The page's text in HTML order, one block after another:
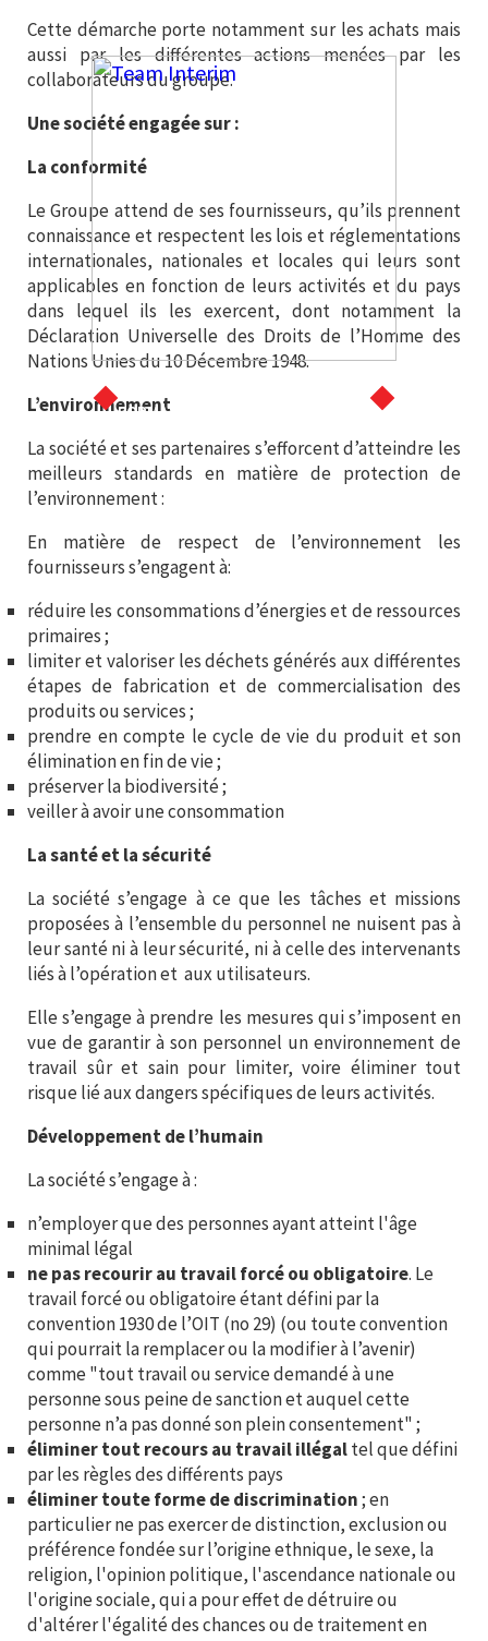
FORMATION - INSERTION - MEDICAL
Cette démarche porte notamment sur les achats mais
aussi par les différentes actions menées par les
collaborateurs du groupe.
Une société engagée sur :
La conformité
Le Groupe attend de ses fournisseurs, qu’ils prennent
connaissance et respectent les lois et réglementations
internationales, nationales et locales qui leurs sont
applicables en fonction de leurs activités et du pays
dans lequel ils les exercent, dont notamment la
Déclaration Universelle des Droits de l’Homme des
Nations Unies du 10 Décembre 1948.
L’environnement
La société et ses partenaires s’efforcent d’atteindre les
meilleurs standards en matière de protection de
l’environnement :
En matière de respect de l’environnement les
fournisseurs s’engagent à:
réduire les consommations d’énergies et de ressources
primaires ;
limiter et valoriser les déchets générés aux différentes
étapes de fabrication et de commercialisation des
produits ou services ;
prendre en compte le cycle de vie du produit et son
élimination en fin de vie ;
préserver la biodiversité ;
veiller à avoir une consommation
La santé et la sécurité
La société s’engage à ce que les tâches et missions
proposées à l’ensemble du personnel ne nuisent pas à
leur santé ni à leur sécurité, ni à celle des intervenants
liés à l’opération et aux utilisateurs.
Elle s’engage à prendre les mesures qui s’imposent en
vue de garantir à son personnel un environnement de
travail sûr et sain pour limiter, voire éliminer tout
risque lié aux dangers spécifiques de leurs activités.
Développement de l’humain
La société s’engage à :
n’employer que des personnes ayant atteint l'âge
minimal légal
ne pas recourir au travail forcé ou obligatoire. Le
travail forcé ou obligatoire étant défini par la
convention 1930 de l’OIT (no 29) (ou toute convention
qui pourrait la remplacer ou la modifier à l’avenir)
comme "tout travail ou service demandé à une
personne sous peine de sanction et auquel cette
personne n’a pas donné son plein consentement" ;
éliminer tout recours au travail illégaltel que défini
par les règles des différents pays
éliminer toute forme de discrimination; en
particulier ne pas exercer de distinction, exclusion ou
préférence fondée sur l’origine ethnique, le sexe, la
religion, l'opinion politique, l'ascendance nationale ou
l'origine sociale, qui a pour effet de détruire ou
d'altérer l'égalité des chances ou de traitement en